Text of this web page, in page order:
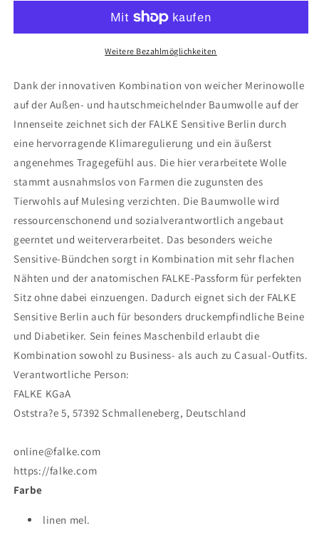
Damen
Sensitive
Berlin
Damen
Weitere Bezahlmöglichkeiten
Dank der innovativen Kombination von weicher Merinowolle
auf der Außen- und hautschmeichelnder Baumwolle auf der
Innenseite zeichnet sich der FALKE Sensitive Berlin durch
eine hervorragende Klimaregulierung und ein äußerst
angenehmes Tragegefühl aus. Die hier verarbeitete Wolle
stammt ausnahmslos von Farmen die zugunsten des
Tierwohls auf Mulesing verzichten. Die Baumwolle wird
ressourcenschonend und sozialverantwortlich angebaut
geerntet und weiterverarbeitet. Das besonders weiche
Sensitive-Bündchen sorgt in Kombination mit sehr flachen
Nähten und der anatomischen FALKE-Passform für perfekten
Sitz ohne dabei einzuengen. Dadurch eignet sich der FALKE
Sensitive Berlin auch für besonders druckempfindliche Beine
und Diabetiker. Sein feines Maschenbild erlaubt die
Kombination sowohl zu Business- als auch zu Casual-Outfits.
Verantwortliche Person:
FALKE KGaA
Oststra?e 5, 57392 Schmalleneberg, Deutschland
online@falke.com
https://falke.com
Farbe
linen mel.